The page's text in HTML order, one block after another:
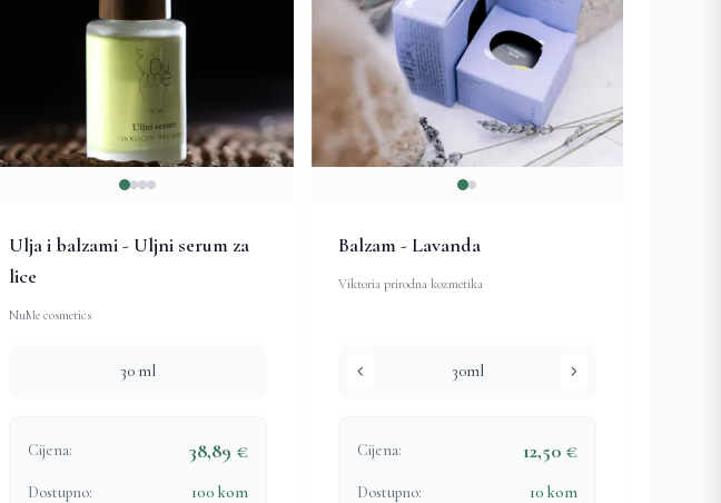
Ulja i balzami - Uljni serum za
lice
NuMe cosmetics
30 ml
Cijena: 38,89 €
Dostupno: 100 kom
Balzam - Lavanda
Viktoria prirodna kozmetika
chevron_left 30ml chevron_right
Cijena: 12,50 €
Dostupno: 10 kom